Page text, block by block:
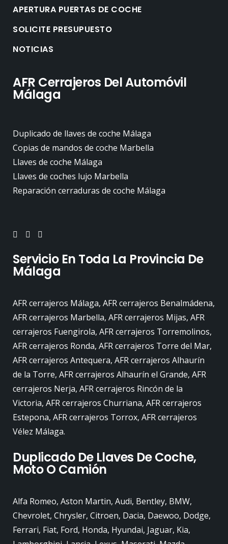
APERTURA PUERTAS DE COCHE
SOLICITE PRESUPUESTO
NOTICIAS
AFR Cerrajeros Del Automóvil
Málaga
Duplicado de llaves de coche Málaga
Copias de mandos de coche Marbella
Llaves de coche Málaga
Llaves de coches lujo Marbella
Reparación cerraduras de coche Málaga
Servicio En Toda La Provincia De
Málaga
AFR cerrajeros Málaga, AFR cerrajeros Benalmádena,
AFR cerrajeros Marbella, AFR cerrajeros Mijas, AFR
cerrajeros Fuengirola, AFR cerrajeros Torremolinos,
AFR cerrajeros Ronda, AFR cerrajeros Torre del Mar,
AFR cerrajeros Antequera, AFR cerrajeros Alhaurín
de la Torre, AFR cerrajeros Alhaurín el Grande, AFR
cerrajeros Nerja, AFR cerrajeros Rincón de la
Victoria, AFR cerrajeros Churriana, AFR cerrajeros
Estepona, AFR cerrajeros Torrox, AFR cerrajeros
Vélez Málaga.
Duplicado De Llaves De Coche,
Moto O Camión
Alfa Romeo, Aston Martin, Audi, Bentley, BMW,
Chevrolet, Chrysler, Citroen, Dacia, Daewoo, Dodge,
Ferrari, Fiat, Ford, Honda, Hyundai, Jaguar, Kia,